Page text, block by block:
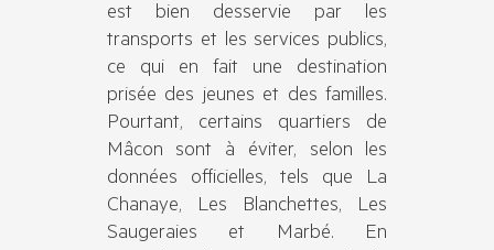
est bien desservie par les
transports et les services publics,
ce qui en fait une destination
prisée des jeunes et des familles.
Pourtant, certains quartiers de
Mâcon sont à éviter, selon les
données officielles, tels que La
Chanaye, Les Blanchettes, Les
Saugeraies et Marbé. En